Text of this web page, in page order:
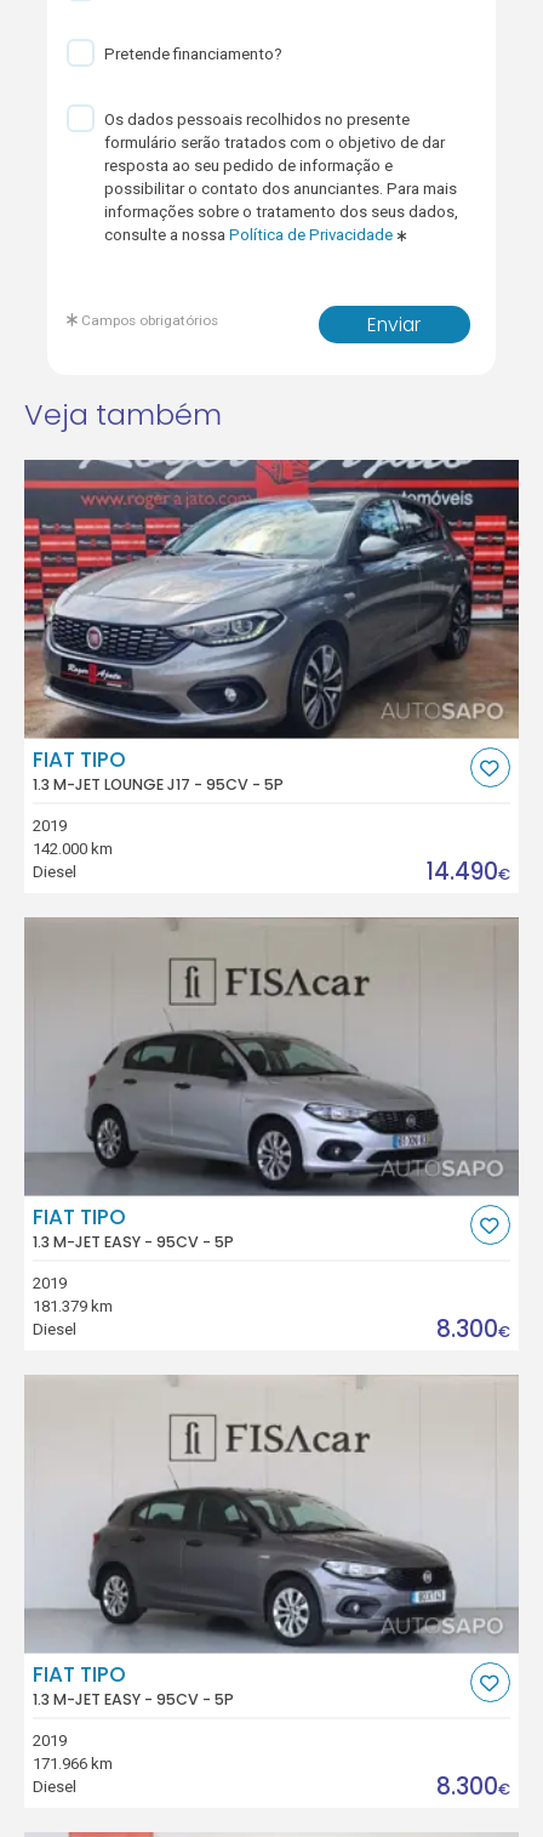
Pretende financiamento?
Os dados pessoais recolhidos no presente
formulário serão tratados com o objetivo de dar
resposta ao seu pedido de informação e
possibilitar o contato dos anunciantes. Para mais
informações sobre o tratamento dos seus dados,
consulte a nossaPolítica de Privacidade
Enviar
Campos obrigatórios
Veja também
FIAT TIPO
1.3 M-JET LOUNGE J17 - 95CV - 5P
2019
142.000 km
Diesel
14.490€
FIAT TIPO
1.3 M-JET EASY - 95CV - 5P
2019
181.379 km
Diesel
8.300€
FIAT TIPO
1.3 M-JET EASY - 95CV - 5P
2019
171.966 km
Diesel
8.300€